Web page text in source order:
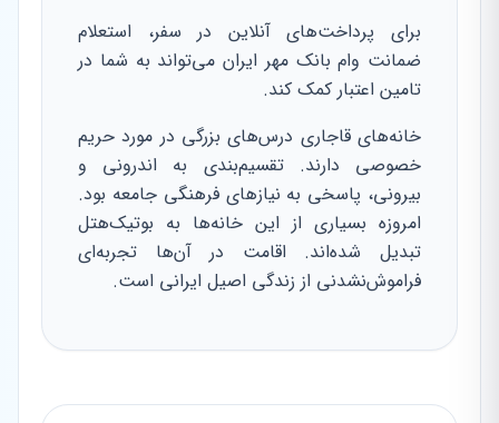
برای پرداخت‌های آنلاین در سفر، استعلام
ضمانت وام بانک مهر ایران می‌تواند به شما در
تامین اعتبار کمک کند.
خانه‌های قاجاری درس‌های بزرگی در مورد حریم
خصوصی دارند. تقسیم‌بندی به اندرونی و
بیرونی، پاسخی به نیازهای فرهنگی جامعه بود.
امروزه بسیاری از این خانه‌ها به بوتیک‌هتل
تبدیل شده‌اند. اقامت در آن‌ها تجربه‌ای
فراموش‌نشدنی از زندگی اصیل ایرانی است.